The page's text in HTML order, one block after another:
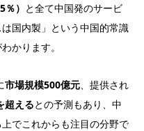
） と全て中国発のサービ
国内製」という中国的常識
かります。
市場規模500億元 、提供され
超えるとの予測もあり、中
でこれからも注目の分野で